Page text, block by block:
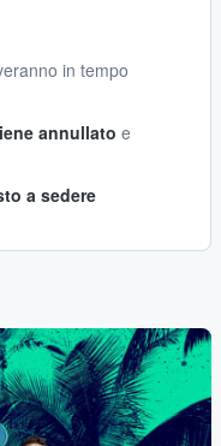
in tempo
annullato e
a sedere